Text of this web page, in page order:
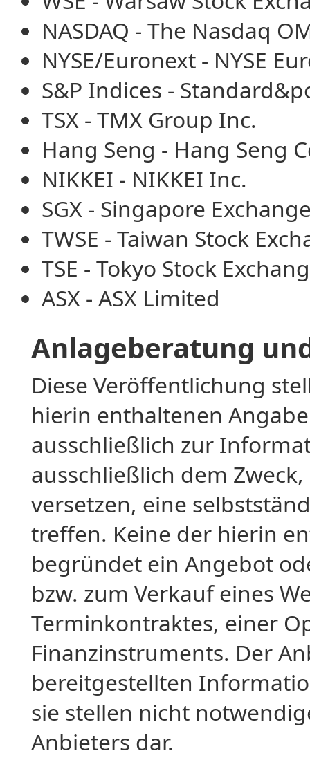
NASDAQ - The Nasdaq
NYSE/Euronext - NYSE
S&P Indices -
TSX - TMX Group Inc.
Hang Seng - Hang Seng
NIKKEI - NIKKEI Inc.
SGX - Singapore
TWSE - Taiwan Stock
TSE - Tokyo Stock
ASX - ASX Limited
Anlageberatung
Diese Veröffentlichung
hierin enthaltenen
ausschließlich zur
ausschließlich dem
versetzen, eine
treffen. Keine der hierin
begründet ein Angebot
bzw. zum Verkauf eines
Terminkontraktes, einer
Finanzinstruments. Der
bereitgestellten
sie stellen nicht
Anbieters dar.